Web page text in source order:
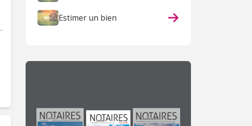
Estimer un bien